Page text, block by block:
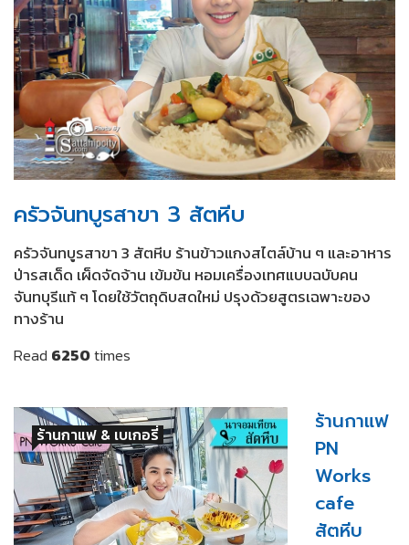
ครัวจันทบูรสาขา 3 สัตหีบ
ครัวจันทบูรสาขา 3 สัตหีบ ร้านข้าวแกงสไตล์บ้าน ๆ และอาหาร
ป่ารสเด็ด เผ็ดจัดจ้าน เข้มข้น หอมเครื่องเทศแบบฉบับคน
จันทบุรีแท้ ๆ โดยใช้วัตถุดิบสดใหม่ ปรุงด้วยสูตรเฉพาะของ
ทางร้าน
Read 6250times
ร้านกาแฟ & เบเกอรี่
ร้านกาแฟ
PN
Works
cafe
สัตหีบ